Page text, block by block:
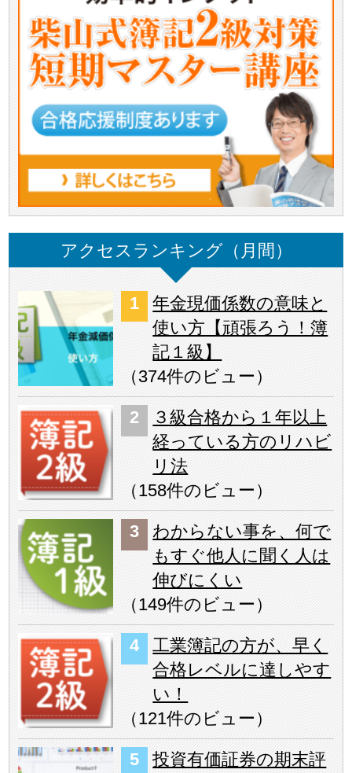
アクセスランキング（月間）
年金現価係数の意味と
使い方【頑張ろう！簿
記１級】
（374件のビュー ）
３級合格から１年以上
経っている方のリハビ
リ法
（158件のビュー ）
わからない事を、何で
もすぐ他人に聞く人は
伸びにくい
（149件のビュー ）
工業簿記の方が、早く
合格レベルに達しやす
い！
（121件のビュー ）
投資有価証券の期末評